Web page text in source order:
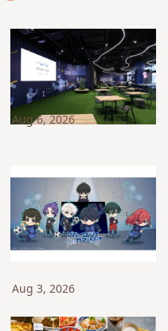
Aug 6, 2026
Aug 3, 2026